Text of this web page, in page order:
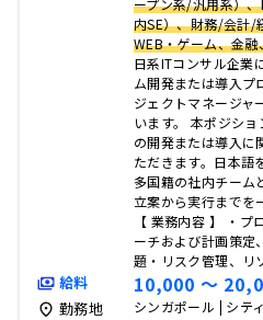
ープン系/汎用系）
内SE）、財務/会計/
WEB・ゲーム、金
日系ITコンサル企業
ム開発または導入プ
ジェクトマネージャ
います。 本ポジシ
の開発または導入に
ただきます。日本語
多国籍の社内チーム
立案から実行までを
【 業務内容 】 ・
ーチおよび計画策定
題・リスク管理、リ
給料 10,000 〜
勤務地 シンガポール | シテ